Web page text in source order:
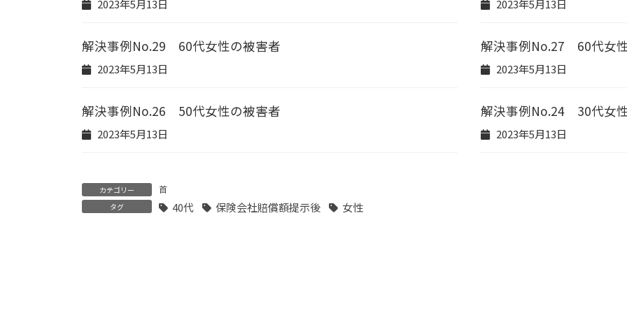
2023年5月13日 2023年5月13日
解決事例No.29 60代女性の被害者
2023年5月13日
解決事例No.27 60代女
2023年5月13日
解決事例No.26 50代女性の被害者
2023年5月13日
解決事例No.24 30代女
2023年5月13日
カテゴリー 首
タグ 40代 保険会社賠償額提示後 女性